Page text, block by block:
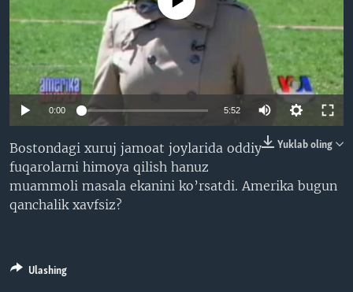
XABARLAR SURATLARDA
ODNOKLASSNIKI
TELEGRAM
TWITTER
SOUNDCLOUD
VOA
0:00 5:52
Yuklab oling
Bostondagi xuruj jamoat joylarida oddiy
fuqarolarni himoya qilish hanuz
muammoli masala ekanini ko’rsatdi. Amerika bugun
qanchalik xavfsiz?
Ulashing